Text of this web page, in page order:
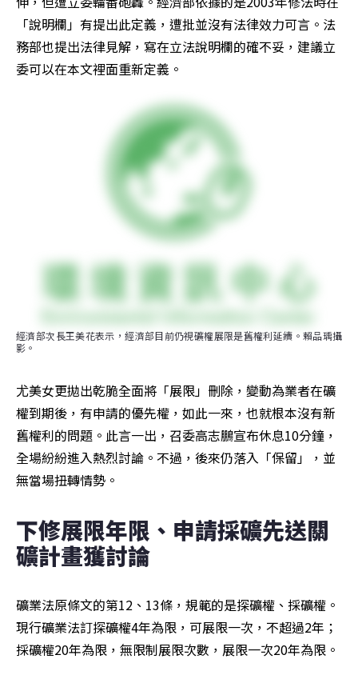
「說明欄」有提出此定義，遭批並沒有法律效力可言。法
務部也提出法律見解，寫在立法說明欄的確不妥，建議立
委可以在本文裡面重新定義。
經濟部次長王美花表示，經濟部目前仍視礦權展限是舊權利延續。賴品瑀攝
影。
尤美女更拋出乾脆全面將「展限」刪除，變動為業者在礦
權到期後，有申請的優先權，如此一來，也就根本沒有新
舊權利的問題。此言一出，召委高志鵬宣布休息10分鐘，
全場紛紛進入熱烈討論。不過，後來仍落入「保留」，並
無當場扭轉情勢。
下修展限年限、申請採礦先送關
礦計畫獲討論
礦業法原條文的第12、13條，規範的是探礦權、採礦權。
現行礦業法訂探礦權4年為限，可展限一次，不超過2年；
採礦權20年為限，無限制展限次數，展限一次20年為限。